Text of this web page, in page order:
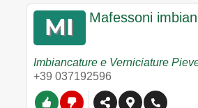
Mafessoni
Imbiancature e Verniciature
+39 037192596